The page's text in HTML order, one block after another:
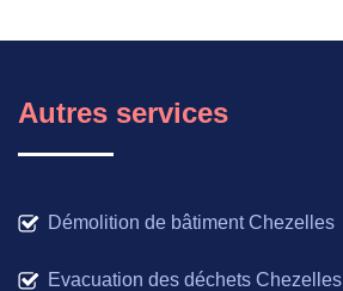
Autres services
Démolition de bâtiment Chezelles
Evacuation des déchets Chezelles